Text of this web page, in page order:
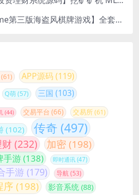
P595【N2n1Game第三版海盗风棋牌游戏】全套完整源码v8.0.0.1含android、ios、pc源码+布署文档+视频教程
(61) APP源码(119)
Q萌(57) 三国 (103)
(44) 交易平台 (66) 交易所(61)
(102) 传奇 (497)
(232) 加密 (198)
手游(138) 即时通讯 (47)
手游 (179) 导航(53)
序 (198) 影音系统 (88)